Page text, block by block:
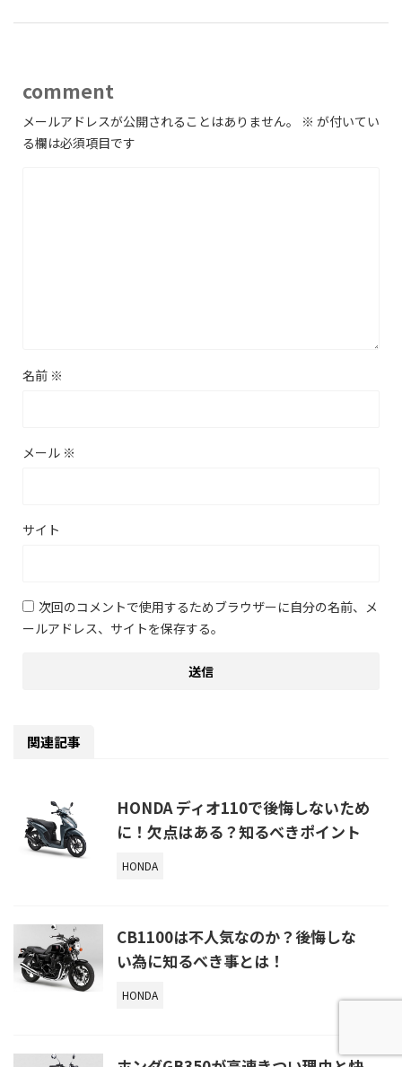
comment
メールアドレスが公開されることはありません。 ※ が付いてい
る欄は必須項目です
名前 ※
メール ※
サイト
次回のコメントで使用するためブラウザーに自分の名前、メ
ールアドレス、サイトを保存する。
関連記事
HONDA ディオ110で後悔しないため
に！欠点はある？知るべきポイント
HONDA
CB1100は不人気なのか？後悔しな
い為に知るべき事とは！
HONDA